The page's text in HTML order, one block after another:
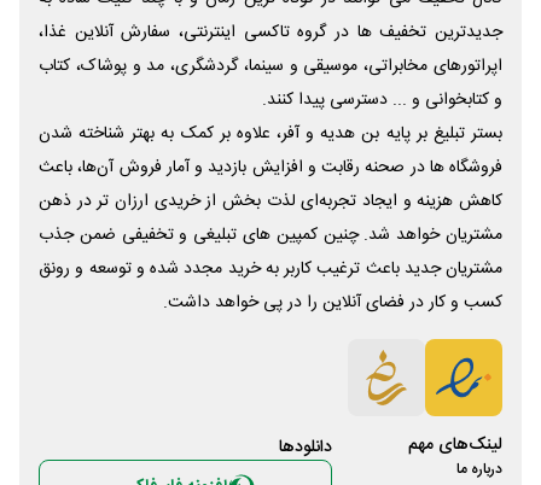
جدیدترین تخفیف ها در گروه تاکسی اینترنتی، سفارش آنلاین غذا،
اپراتورهای مخابراتی، موسیقی و سینما، گردشگری، مد و پوشاک، کتاب
و کتابخوانی و ... دسترسی پیدا کنند.
بستر تبلیغ بر پایه بن هدیه و آفر، علاوه بر کمک به بهتر شناخته شدن
فروشگاه ها در صحنه رقابت و افزایش بازدید و آمار فروش آن‌ها، باعث
کاهش هزینه و ایجاد تجربه‌ای لذت بخش از خریدی ارزان تر در ذهن
مشتریان خواهد شد. چنین کمپین های تبلیغی و تخفیفی ضمن جذب
مشتریان جدید باعث ترغیب کاربر به خرید مجدد شده و توسعه و رونق
کسب و کار در فضای آنلاین را در پی خواهد داشت.
لینک‌های مهم
درباره ما
دانلود‌ها